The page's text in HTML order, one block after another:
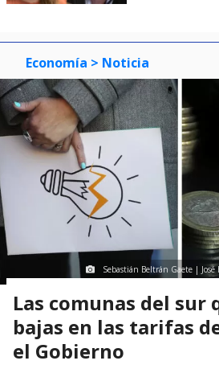
Economía > Noticia
Sebastián Beltrán Gaete |
Las comunas del sur
bajas en las tarifas
el Gobierno